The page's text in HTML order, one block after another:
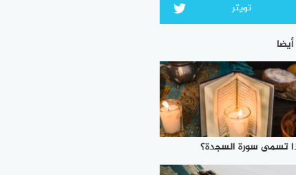
تويتر
أيضا
تسمى سورة السجدة؟